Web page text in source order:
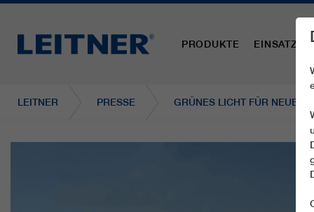
PRODUKTE
LEITNER PRESSE GRÜNES LICHT FÜR NEUEN